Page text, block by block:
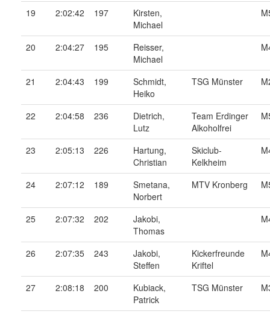
19 2:02:42 197
Kirsten,
Michael
20 2:04:27 195
Reisser,
Michael
21 2:04:43 199
Schmidt,
Heiko
TSG Münster
22 2:04:58 236
Dietrich,
Lutz
Team Erdinger
Alkoholfrei
23 2:05:13 226
Hartung,
Christian
Skiclub-
Kelkheim
24 2:07:12 189
Smetana,
Norbert
MTV Kronberg
25 2:07:32 202
Jakobi,
Thomas
26 2:07:35 243
Jakobi,
Steffen
Kickerfreunde
Kriftel
27 2:08:18 200
Kubiack,
Patrick
TSG Münster